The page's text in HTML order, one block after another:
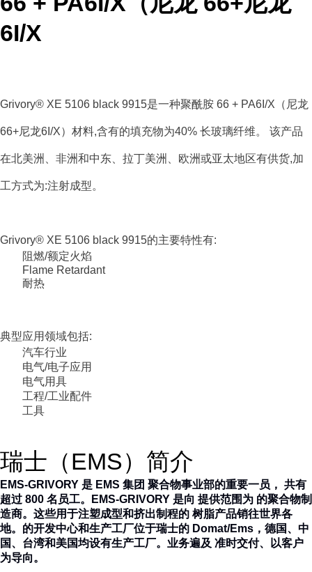
6I/X
Grivory® XE 5106 black 9915是一种聚酰胺 66 + PA6I/X（尼龙
66+尼龙6I/X）材料,含有的填充物为40% 长玻璃纤维。 该产品
在北美洲、非洲和中东、拉丁美洲、欧洲或亚太地区有供货,加
工方式为:注射成型。
Grivory® XE 5106 black 9915的主要特性有:
阻燃/额定火焰
Flame Retardant
耐热
典型应用领域包括:
汽车行业
电气/电子应用
电气用具
工程/工业配件
工具
瑞士（EMS）简介
EMS-GRIVORY 是 EMS 集团 聚合物事业部的重要一员， 共有
超过 800 名员工。
EMS-GRIVORY 是向 提供范围为 的聚合物制
造商。这些用于注塑成型和挤出制程的 树脂产品销往世界各
地。 的开发中心和生产工厂位于瑞士的 Domat/Ems，德国、中
国、台湾和美国均设有生产工厂。业务遍及 准时交付、以客户
为导向。